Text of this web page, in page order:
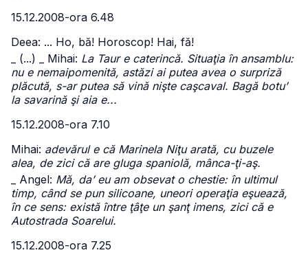
15.12.2008-ora 6.48
Deea: ... Ho, bă! Horoscop! Hai, fă!
_ (...)
_ Mihai: La Taur e caterincă. Situaţia în ansamblu:
nu e nemaipomenită, astăzi ai putea avea o surpriză
plăcută, s-ar putea să vină nişte caşcaval. Bagă botu’
la savarină şi aia e...
15.12.2008-ora 7.10
Mihai: adevărul e că Marinela Niţu arată, cu buzele
alea, de zici că are gluga spaniolă, mânca-ţi-aş.
_ Angel: Mă, da’ eu am obsevat o chestie: în ultimul
timp, când se pun silicoane, uneori operaţia eşuează,
în ce sens: există între ţâţe un şanţ imens, zici că e
Autostrada Soarelui.
15.12.2008-ora 7.25